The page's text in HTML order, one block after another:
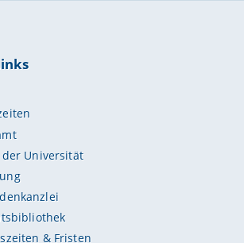
der Universität
& Fristen